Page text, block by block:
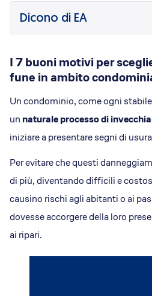
Dicono di Acrobatica
Approfondimenti
News
Dicono di EA
I 7 buoni motivi per
fune in ambito
Un condominio, come ogni
un naturale processo di
iniziare a presentare segni di
Per evitare che questi
di più, diventando difficili e
causino rischi agli abitanti o ai
dovesse accorgere della loro
ai ripari.